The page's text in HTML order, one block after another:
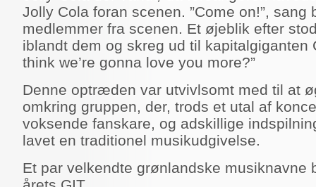
Jolly Cola foran scenen. ”Come on!”, sang
medlemmer fra scenen. Et øjeblik efter
iblandt dem og skreg ud til kapitalgiganten
think we’re gonna love you more?”
Denne optræden var utvivlsomt med til at
omkring gruppen, der, trods et utal af
voksende fanskare, og adskillige
lavet en traditionel musikudgivelse.
Et par velkendte grønlandske musiknavne